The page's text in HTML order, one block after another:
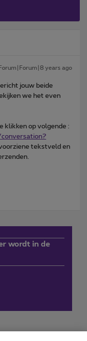
Forum|Forum|8 years ago
jouw beide
we het even
klikken op volgende :
tekstveld en
wordt in de